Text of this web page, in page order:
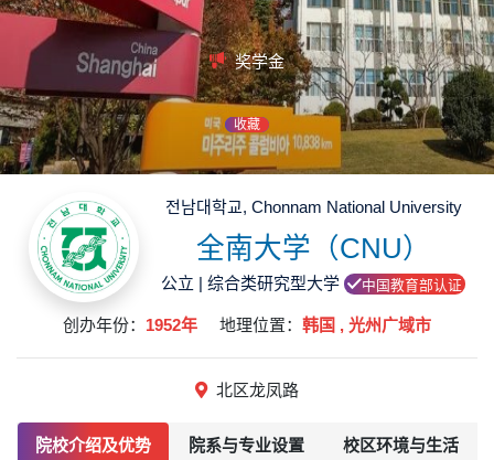
奖学金
收藏
전남대학교, Chonnam National University
全南大学（CNU）
公立 | 综合类研究型大学 中国教育部认证
创办年份： 1952年 地理位置： 韩国 , 光州广域市
北区龙凤路
院校介绍及优势 院系与专业设置 校区环境与生活